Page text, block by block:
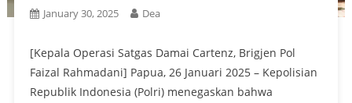
January 30, 2025 Dea
[Kepala Operasi Satgas Damai Cartenz, Brigjen Pol
Faizal Rahmadani] Papua, 26 Januari 2025 – Kepolisian
Republik Indonesia (Polri) menegaskan bahwa